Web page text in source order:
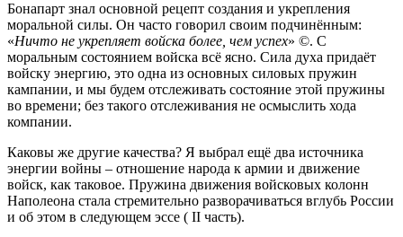
Бонапарт знал основной рецепт создания и укрепления
моральной силы. Он часто говорил своим подчинённым:
«Ничто не укрепляет войска более, чем успех» ©. С
моральным состоянием войска всё ясно. Сила духа придаёт
войску энергию, это одна из основных силовых пружин
кампании, и мы будем отслеживать состояние этой пружины
во времени; без такого отслеживания не осмыслить хода
компании.
Каковы же другие качества? Я выбрал ещё два источника
энергии войны – отношение народа к армии и движение
войск, как таковое. Пружина движения войсковых колонн
Наполеона стала стремительно разворачиваться вглубь России
и об этом в следующем эссе ( II часть).